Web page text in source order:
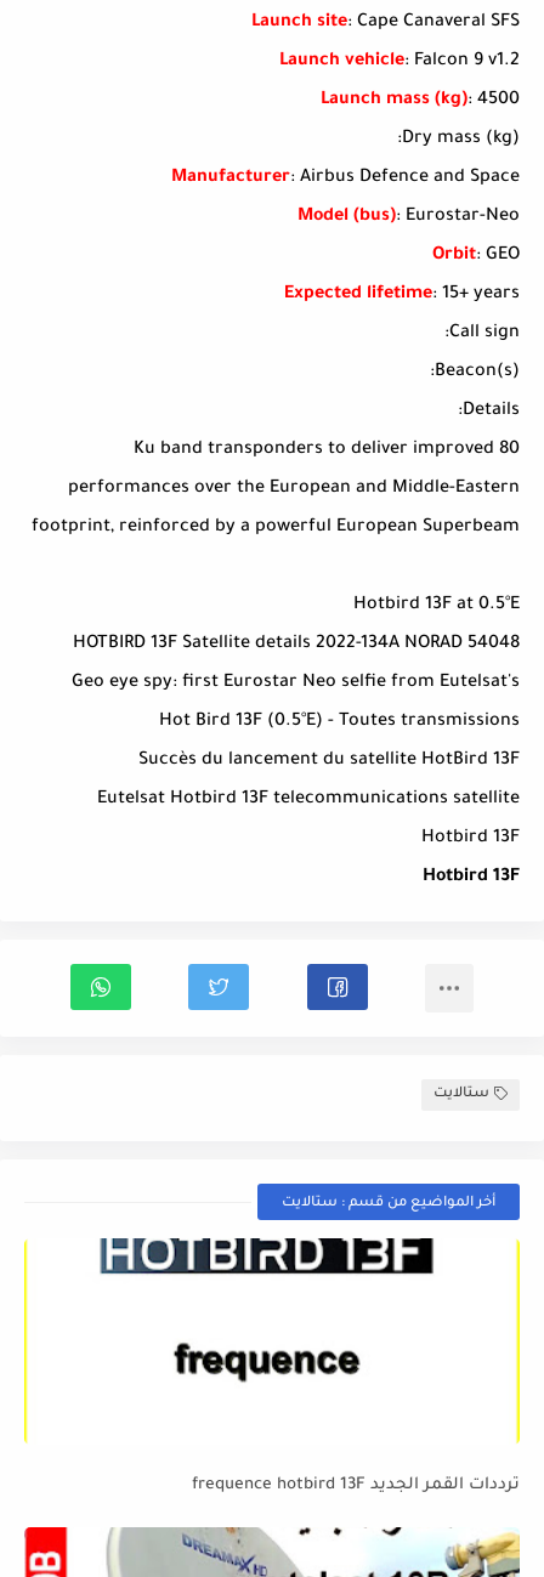
Launch site: Cape Canaveral SFS
Launch vehicle: Falcon 9 v1.2
Launch mass (kg): 4500
Dry mass (kg):
Manufacturer: Airbus Defence and Space
Model (bus): Eurostar-Neo
Orbit: GEO
Expected lifetime: 15+ years
Call sign:
Beacon(s):
Details:
80 Ku band transponders to deliver improved
performances over the European and Middle-Eastern
footprint, reinforced by a powerful European Superbeam
Hotbird 13F at 0.5°E
HOTBIRD 13F Satellite details 2022-134A NORAD 54048
Geo eye spy: first Eurostar Neo selfie from Eutelsat's
Hot Bird 13F (0.5°E) - Toutes transmissions
Succès du lancement du satellite HotBird 13F
Eutelsat Hotbird 13F telecommunications satellite
Hotbird 13F
Hotbird 13F
ستالايت
أخر المواضيع من قسم : ستالايت
ترددات القمر الجديد frequence hotbird 13F